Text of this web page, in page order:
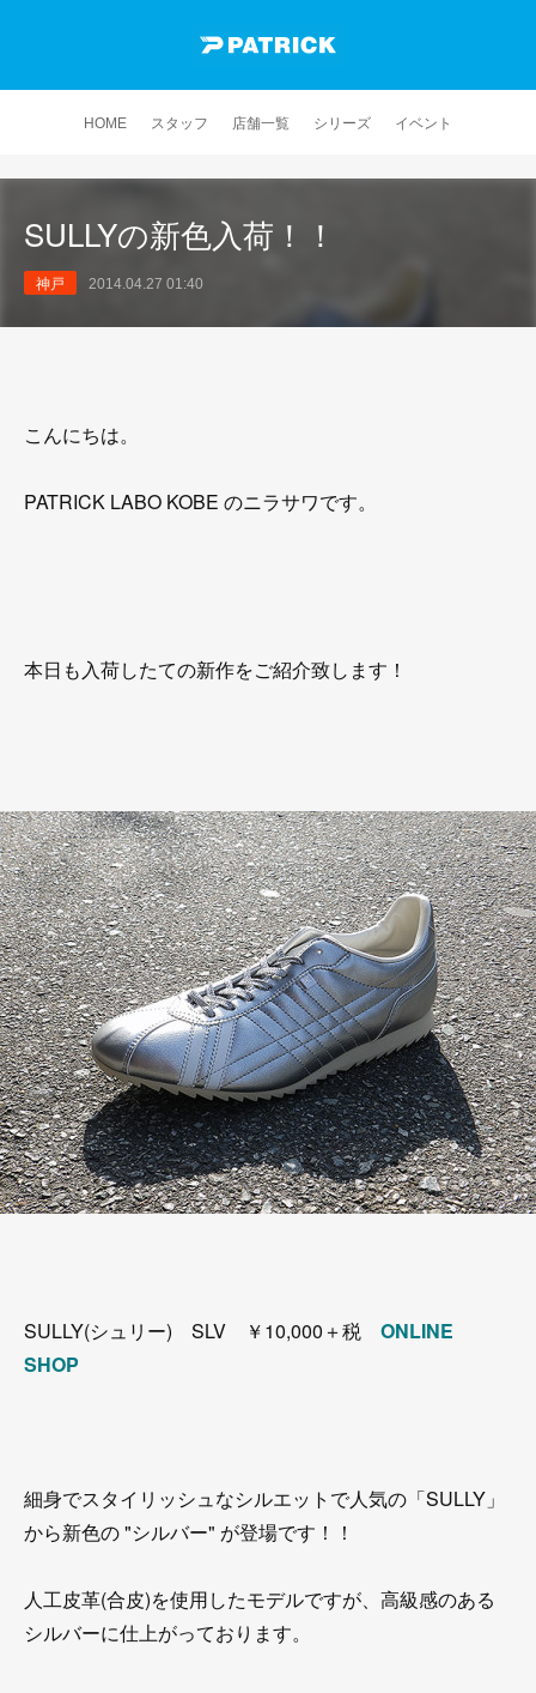
HOME スタッフ 店舗一覧 シリーズ イベント
SULLYの新色入荷！！
神戸 2014.04.27 01:40
こんにちは。
PATRICK LABO KOBE のニラサワです。
本日も入荷したての新作をご紹介致します！
SULLY(シュリー) SLV ￥10,000＋税 ONLINE
SHOP
細身でスタイリッシュなシルエットで人気の「SULLY」
から新色の "シルバー" が登場です！！
人工皮革(合皮)を使用したモデルですが、高級感のある
シルバーに仕上がっております。